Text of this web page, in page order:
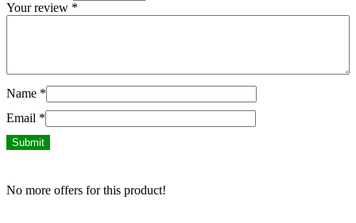
Your review *
Name *
Email *
No more offers for this product!